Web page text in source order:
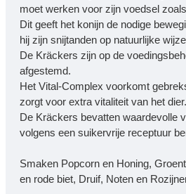
moet werken voor zijn voedsel
Dit geeft het konijn de nodige
hij zijn snijtanden op natuurlijke
De Kräckers zijn op de
afgestemd.
Het Vital-Complex voorkomt
zorgt voor extra vitaliteit van het dier.
De Kräckers bevatten waardevolle
volgens een suikervrije receptuur
Smaken Popcorn en Honing,
en rode biet, Druif, Noten en